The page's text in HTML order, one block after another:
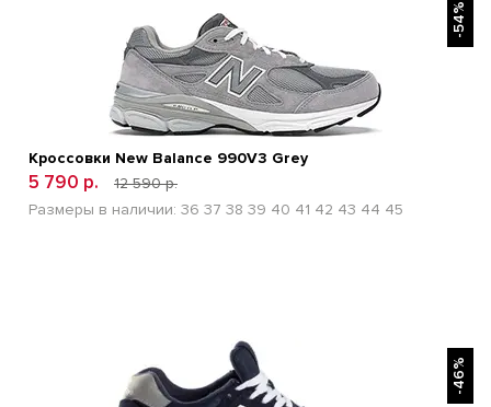
-54%
Кроссовки New Balance 990V3 Grey
5 790 р.
12 590 р.
Размеры в наличии: 36 37 38 39 40 41 42 43 44 45
БЫСТРЫЙ ПРОСМОТР
-46%